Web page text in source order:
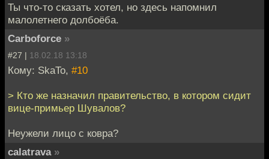
Ты что-то сказать хотел, но здесь напомнил
малолетнего долбоёба.
Carboforce »
#27 | 18.02.18 13:18
Кому: SkaTo, #10
> Кто же назначил правительство, в котором сидит
вице-примьер Шувалов?
Неужели лицо с ковра?
calatrava »